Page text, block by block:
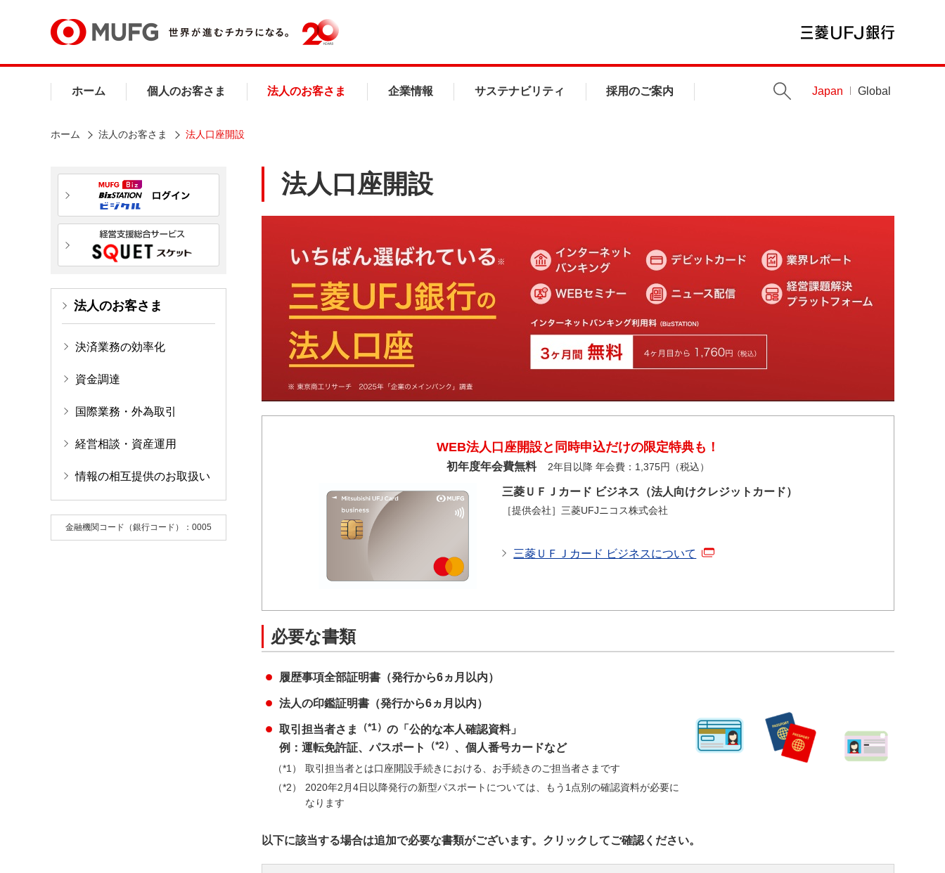
ホーム 個人のお客さま 法人のお客さま 企業情報 サステナビリティ 採用のご案内 Japan Global
ホーム 法人のお客さま 法人口座開設
法人のお客さま
決済業務の効率化
資金調達
国際業務・外為取引
経営相談・資産運用
情報の相互提供のお取扱い
金融機関コード（銀行コード）：0005
法人口座開設
WEB法人口座開設と同時申込だけの限定特典も！
初年度年会費無料 2年目以降 年会費：1,375円（税込）
三菱ＵＦＪカード ビジネス（法人向けクレジットカード）
［提供会社］三菱UFJニコス株式会社
三菱ＵＦＪカード ビジネスについて
必要な書類
履歴事項全部証明書（発行から6ヵ月以内）
法人の印鑑証明書（発行から6ヵ月以内）
取引担当者さま （*1） の「公的な本人確認資料」
例：運転免許証、パスポート
（*2） 、個人番号カードなど
取引担当者とは口座開設手続きにおける、お手続きのご担当者さまです
2020年2月4日以降発行の新型パスポートについては、もう1点別の確認資料が必要に
なります
以下に該当する場合は追加で必要な書類がございます。クリックしてご確認ください。